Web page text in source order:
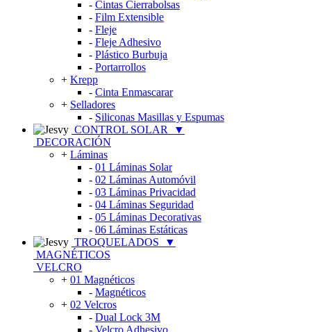
- Cintas Cierrabolsas
- Film Extensible
- Fleje
- Fleje Adhesivo
- Plástico Burbuja
- Portarrollos
+ Krepp
- Cinta Enmascarar
+ Selladores
- Siliconas Masillas y Espumas
CONTROL SOLAR
▼
DECORACIÓN
+ Láminas
- 01 Láminas Solar
- 02 Láminas Automóvil
- 03 Láminas Privacidad
- 04 Láminas Seguridad
- 05 Láminas Decorativas
- 06 Láminas Estáticas
TROQUELADOS
▼
MAGNÉTICOS
VELCRO
+ 01 Magnéticos
- Magnéticos
+ 02 Velcros
- Dual Lock 3M
- Velcro Adhesivo